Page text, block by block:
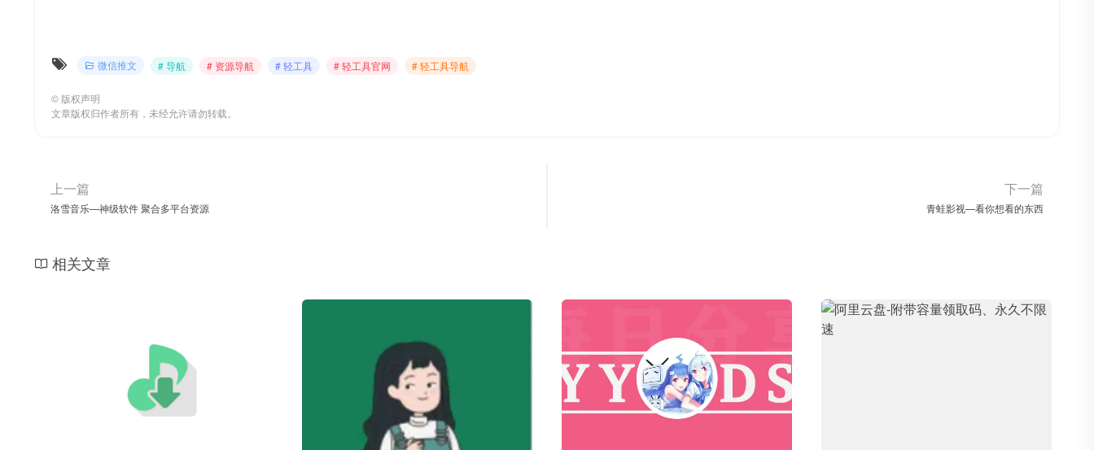
微信推文 # 导航 # 资源导航 # 轻工具 # 轻工具官网 # 轻工具导航
© 版权声明
文章版权归作者所有，未经允许请勿转载。
上一篇
洛雪音乐—神级软件 聚合多平台资源
下一篇
青蛙影视—看你想看的东西
相关文章